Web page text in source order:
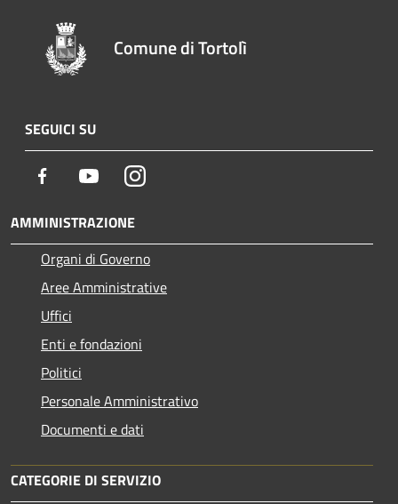
Comune di Tortolì
SEGUICI SU
Facebook YoutubeInstagram
AMMINISTRAZIONE
Organi di Governo
Aree Amministrative
Uffici
Enti e fondazioni
Politici
Personale Amministrativo
Documenti e dati
CATEGORIE DI SERVIZIO